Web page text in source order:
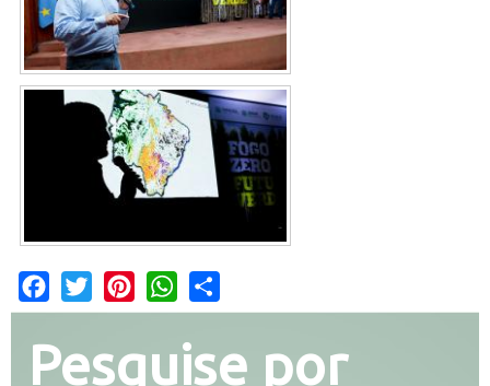
Facebook
Twitter PinterestWhatsApp
Pesquise por